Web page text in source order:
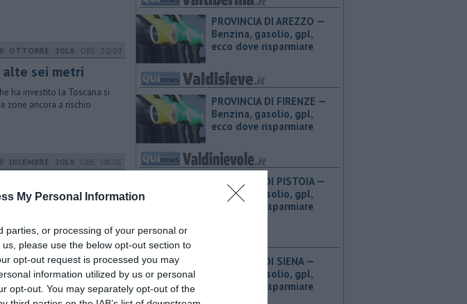
My Personal Information
parties, or processing of your personal or
please use the below opt-out section to
opt-out request is processed you may
information utilized by us or personal
opt-out. You may separately opt-out of the
OTTOBRE 2018 ORE 20:03
alte sei metri
ha investito la Toscana si
zone ancora a rischio
DICEMBRE 2019 ORE 08:05
nei collegamenti. Treni
DICEMBRE 2022ORE 09:23
PROVINCIA DI AREZZO — ​
Benzina, gasolio, gpl,
ecco dove risparmiare
PROVINCIA DI FIRENZE — ​
Benzina, gasolio, gpl,
ecco dove risparmiare
PROVINCIA DI PISTOIA — ​
Benzina, gasolio, gpl,
ecco dove risparmiare
PROVINCIA DI SIENA — ​
Benzina, gasolio, gpl,
ecco dove risparmiare